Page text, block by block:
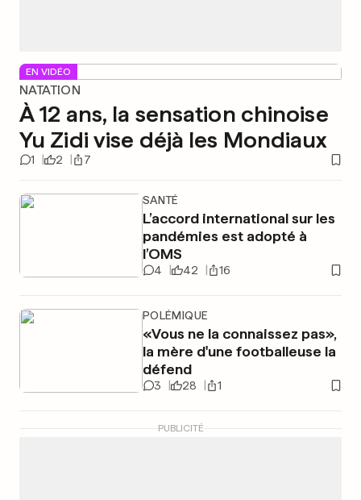
EN VIDÉO
NATATION
À 12 ans, la sensation chinoise
Yu Zidi vise déjà les Mondiaux
1 2 7
SANTÉ
L’accord international sur les
pandémies est adopté à
l’OMS
4 42 16
POLÉMIQUE
«Vous ne la connaissez pas»,
la mère d'une footballeuse la
défend
3 28 1
PUBLICITÉ